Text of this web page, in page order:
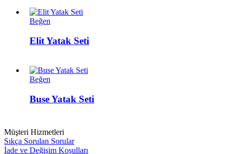
Elit
Seti
Beğen
Elit Yatak Seti
Buse
Seti
Beğen
Buse Yatak Seti
Müşteri Hizmetleri
Sıkça Sorulan Sorular
İade ve Değişim Koşulları